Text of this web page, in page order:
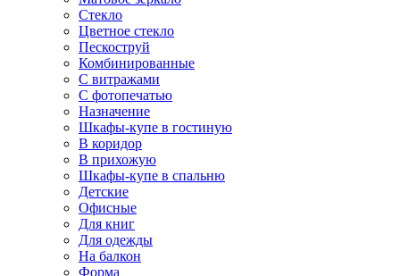
Стекло
Цветное стекло
Пескоструй
Комбинированные
С витражами
С фотопечатью
Назначение
Шкафы-купе в гостиную
В коридор
В прихожую
Шкафы-купе в спальню
Детские
Офисные
Для книг
Для одежды
На балкон
Форма